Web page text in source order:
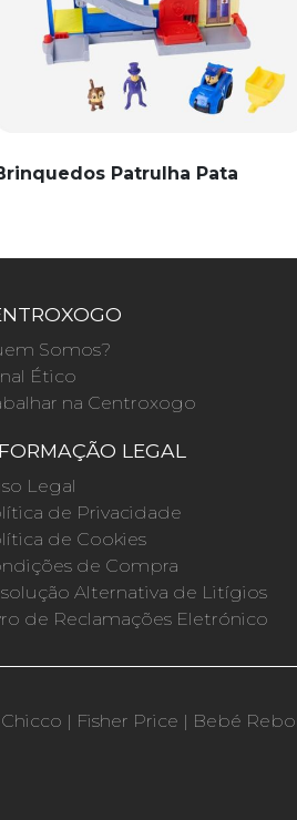
Patrulha Pata
Somos?
Ético
na Centroxogo
LEGAL
Legal
de Privacidade
de Cookies
de Compra
Alternativa de Litígios
de Reclamações Eletrónico
Chicco | Fisher Price | Bebé